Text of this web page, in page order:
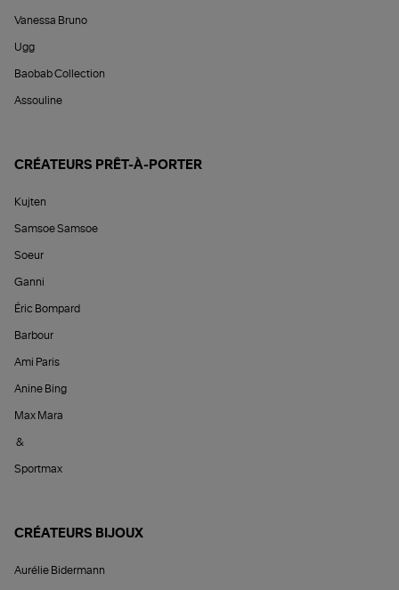
Vanessa Bruno
Ugg
Baobab Collection
Assouline
CRÉATEURS PRÊT-À-PORTER
Kujten
Samsoe Samsoe
Soeur
Ganni
Éric Bompard
Barbour
Ami Paris
Anine Bing
Max Mara
&
Sportmax
CRÉATEURS BIJOUX
Aurélie Bidermann